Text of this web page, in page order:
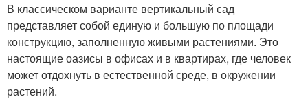
В классическом варианте вертикальный сад
представляет собой единую и большую по площади
конструкцию, заполненную живыми растениями. Это
настоящие оазисы в офисах и в квартирах, где человек
может отдохнуть в естественной среде, в окружении
растений.